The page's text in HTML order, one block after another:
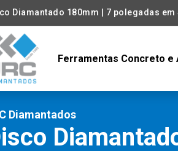
Diamantado 180mm | 7 polegadas em
Ferramentas Concreto e
Diamantados